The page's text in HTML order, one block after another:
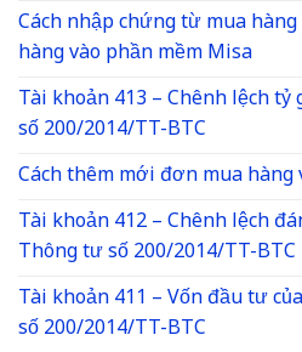
Cách nhập chứng từ mua
hàng vào phần mềm Misa
Tài khoản 413 – Chênh lệch
số 200/2014/TT-BTC
Cách thêm mới đơn mua
Tài khoản 412 – Chênh lệch
Thông tư số 200/2014/TT-BTC
Tài khoản 411 – Vốn đầu tư
số 200/2014/TT-BTC